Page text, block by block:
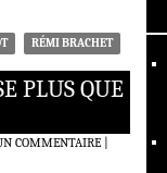
RÉMI BRACHET
PLUS QUE
COMMENTAIRE|